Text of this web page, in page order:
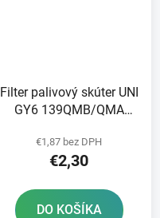
Filter palivový skúter UNI
GY6 139QMB/QMA
152/157QMI
€1,87 bez DPH
€2,30
DO KOŠÍKA